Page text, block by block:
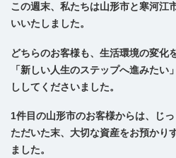
この週末、私たちは山形市と寒河江
いいたしました。
どちらのお客様も、生活環境の変化
「新しい人生のステップへ進みた
ししてくださいました。
1件目の山形市のお客様からは、じ
ただいた末、大切な資産をお預かり
ました。